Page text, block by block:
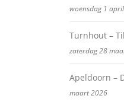
woensdag 1
Turnhout –
zaterdag 28
Apeldoorn –
maart 2026